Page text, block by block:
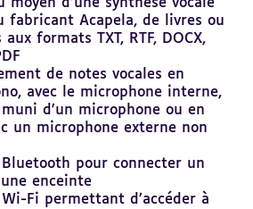
moyen d’une synthèse vocale
fabricant Acapela, de livres ou
formats TXT, RTF, DOCX,
de notes vocales en
avec le microphone interne,
d'un microphone ou en
un microphone externe non
Bluetooth pour connecter un
enceinte
Fi permettant d’accéder à